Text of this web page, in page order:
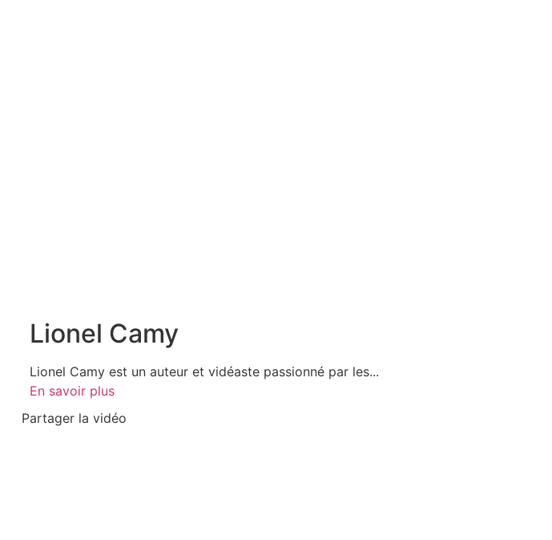
Lionel Camy
Lionel Camy est un auteur et vidéaste passionné par les...
En savoir plus
Partager la vidéo